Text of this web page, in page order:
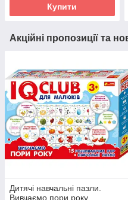
Купити
Акційні пропозиції та
Дитячі навчальні пазли.
Вивчаємо пори року